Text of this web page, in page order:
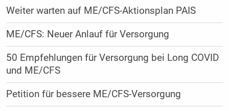
Weiter warten auf ME/CFS-Aktionsplan PAIS
ME/CFS: Neuer Anlauf für Versorgung
50 Empfehlungen für Versorgung bei Long COVID
und ME/CFS
Petition für bessere ME/CFS-Versorgung